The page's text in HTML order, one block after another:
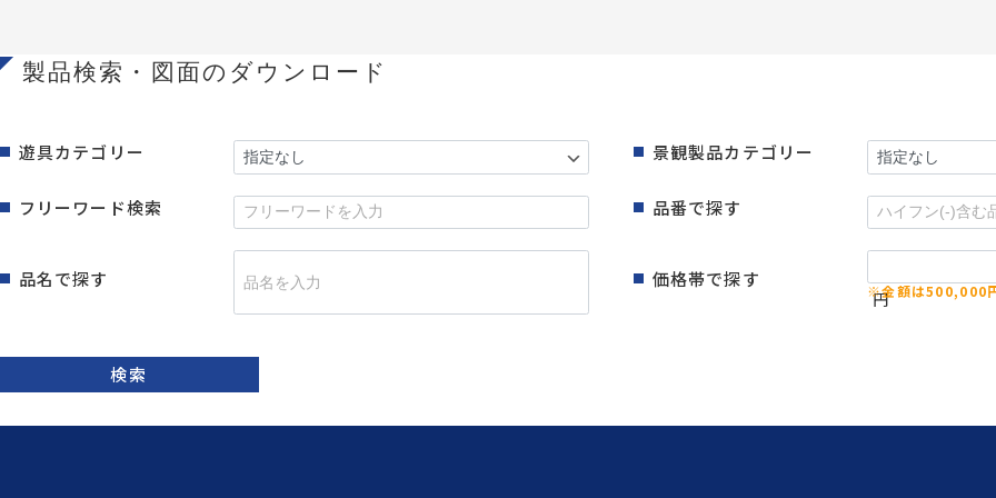
製品検索・図面のダウンロード
遊具カテゴリー 景観製品カテゴリー
フリーワード検索 品番で探す
品名で探す 価格帯で探す
円
検索